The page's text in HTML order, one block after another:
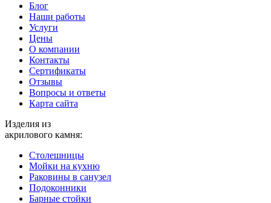
Блог
Наши работы
Услуги
Цены
О компании
Контакты
Cертификаты
Отзывы
Вопросы и ответы
Карта сайта
Изделия из
акрилового камня:
Столешницы
Мойки на кухню
Раковины в санузел
Подоконники
Барные стойки